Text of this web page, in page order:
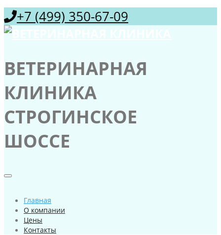
+7 (499) 350-67-09
ВЕТЕРИНАРНАЯ
КЛИНИКА
СТРОГИНСКОЕ
ШОССЕ
Главная
О компании
Цены
Контакты